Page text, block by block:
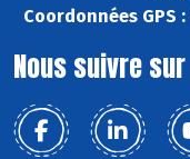
Coordonnées GPS :
Nous suivre sur